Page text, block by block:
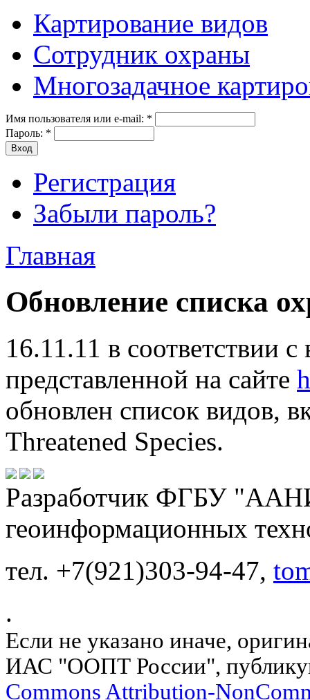
Картирование видов
Сотрудник охраны
Многозадачное
Имя пользователя или e-mail: *
Пароль: *
Регистрация
Забыли пароль?
Главная
Обновление списка
16.11.11 в соответствии
представленной на сайте
обновлен список видов,
Threatened Species.
Разработчик ФГБУ
геоинформационных
тел. +7(921)303-94-47,
.
Если не указано иначе,
ИАС "ООПТ России",
Commons Attribution-